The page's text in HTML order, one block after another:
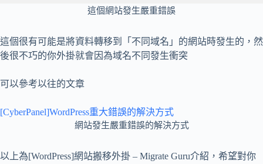
這個網站發生嚴重錯誤
這個很有可能是將資料轉移到「不同域名」的網站時發生的，然
後很不巧的你外掛就會因為域名不同發生衝突
可以參考以往的文章
[CyberPanel]WordPress重大錯誤的解決方式
網站發生嚴重錯誤的解決方式
以上為[WordPress]網站搬移外掛 – Migrate Guru介紹，希望對你